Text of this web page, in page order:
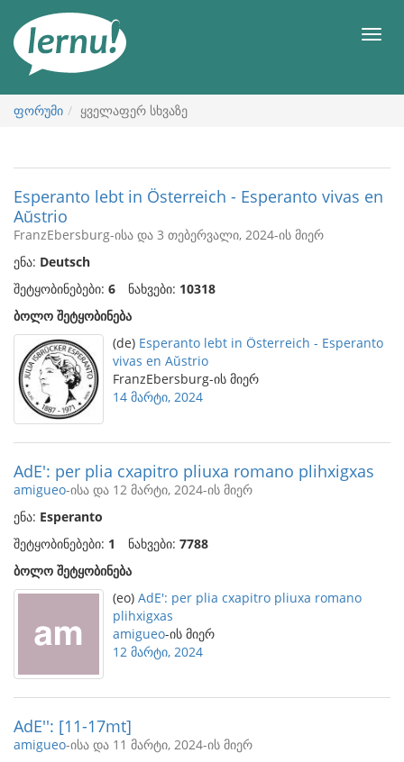
ნახვა
მენიუ
ფორუმი ყველაფერ სხვაზე
Esperanto lebt in Österreich - Esperanto vivas en
Aŭstrio
FranzEbersburg-ისა და 3 თებერვალი, 2024-ის მიერ
ენა: Deutsch
შეტყობინებები: 6 ნახვები: 10318
ბოლო შეტყობინება
(de) Esperanto lebt in Österreich - Esperanto
vivas en Aŭstrio
FranzEbersburg-ის მიერ
14 მარტი, 2024
AdE': per plia cxapitro pliuxa romano plihxigxas
amigueo-ისა და 12 მარტი, 2024-ის მიერ
ენა: Esperanto
შეტყობინებები: 1 ნახვები: 7788
ბოლო შეტყობინება
(eo) AdE': per plia cxapitro pliuxa romano
plihxigxas
amigueo-ის მიერ
12 მარტი, 2024
AdE'': [11-17mt]
amigueo-ისა და 11 მარტი, 2024-ის მიერ